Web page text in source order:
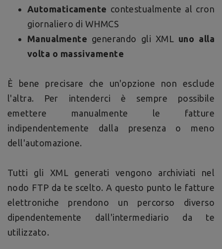
Automaticamente contestualmente al cron
giornaliero di WHMCS
Manualmente generando gli XML uno alla
volta o massivamente
È bene precisare che un'opzione non esclude
l'altra. Per intenderci è sempre possibile
emettere manualmente le fatture
indipendentemente dalla presenza o meno
dell'automazione.
Tutti gli XML generati vengono archiviati nel
nodo FTP da te scelto. A questo punto le fatture
elettroniche prendono un percorso diverso
dipendentemente dall'intermediario da te
utilizzato.